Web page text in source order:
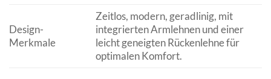
Design-
Merkmale
Zeitlos, modern, geradlinig, mit
integrierten Armlehnen und einer
leicht geneigten Rückenlehne für
optimalen Komfort.